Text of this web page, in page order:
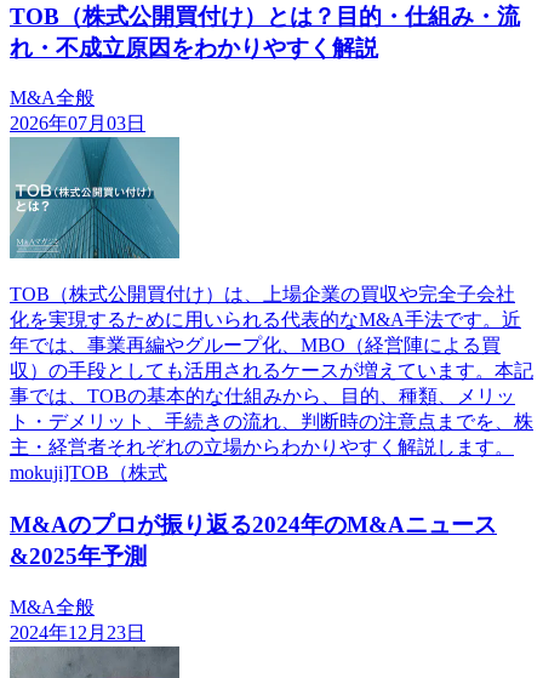
TOB（株式公開買付け）とは？目的・仕組み・流
れ・不成立原因をわかりやすく解説
M&A全般
2026年07月03日
TOB（株式公開買付け）は、上場企業の買収や完全子会社
化を実現するために用いられる代表的なM&A手法です。近
年では、事業再編やグループ化、MBO（経営陣による買
収）の手段としても活用されるケースが増えています。本記
事では、TOBの基本的な仕組みから、目的、種類、メリッ
ト・デメリット、手続きの流れ、判断時の注意点までを、株
主・経営者それぞれの立場からわかりやすく解説します。
mokuji]TOB（株式
M&Aのプロが振り返る2024年のM&Aニュース
&2025年予測
M&A全般
2024年12月23日